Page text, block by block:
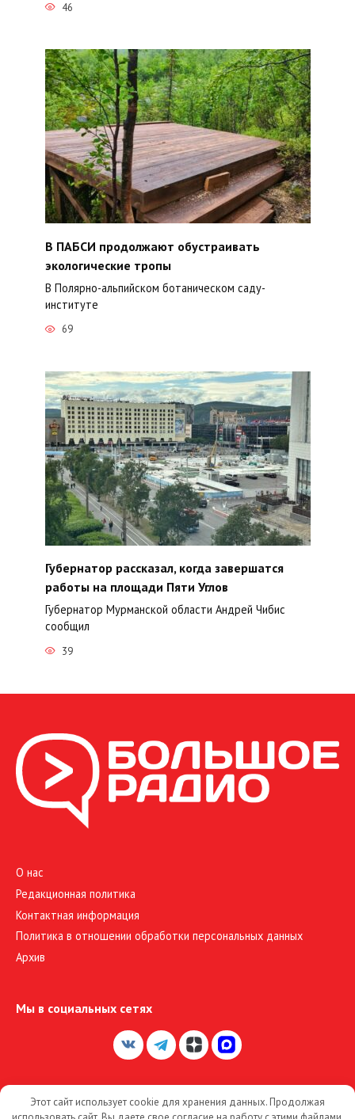
46
В ПАБСИ продолжают обустраивать
экологические тропы
В Полярно-альпийском ботаническом саду-
институте
69
Губернатор рассказал, когда завершатся
работы на площади Пяти Углов
Губернатор Мурманской области Андрей Чибис
сообщил
39
О нас
Редакционная политика
Контактная информация
Политика в отношении обработки персональных данных
Архив
Мы в социальных сетях
© 2026 Большое Радио
Этот сайт использует cookie для хранения данных. Продолжая